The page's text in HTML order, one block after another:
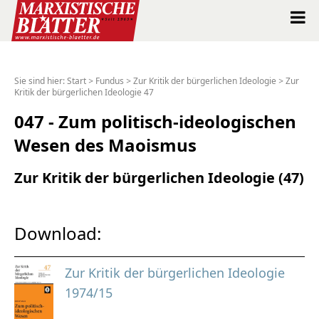
Alle Ausgaben seit 1963
Shop
Über uns
Sie sind hier:Start > Fundus >Zur Kritik der bürgerlichen Ideologie >Zur
Kritik der bürgerlichen Ideologie 47
047 - Zum politisch-ideologischen
Wesen des Maoismus
Zur Kritik der bürgerlichen Ideologie (47)
Download:
Zur Kritik der bürgerlichen Ideologie
1974/15